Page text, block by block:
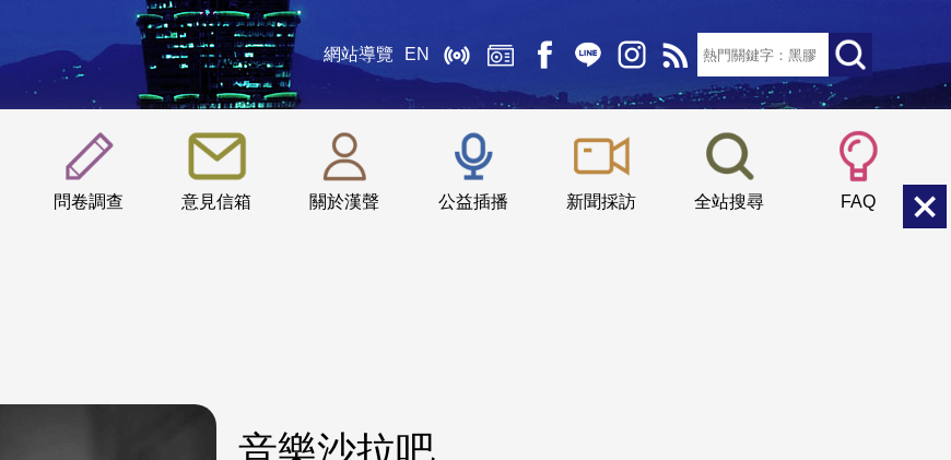
網站導覽 EN
問卷調查 意見信箱 關於漢聲 公益插播 新聞採訪 全站搜尋 FAQ
::: 小 中
音樂沙拉吧